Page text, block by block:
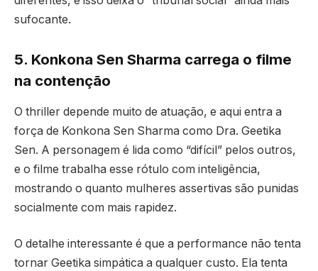
sufocante.
5. Konkona Sen Sharma carrega o filme
na contenção
O thriller depende muito de atuação, e aqui entra a
força de Konkona Sen Sharma como Dra. Geetika
Sen. A personagem é lida como “difícil” pelos outros,
e o filme trabalha esse rótulo com inteligência,
mostrando o quanto mulheres assertivas são punidas
socialmente com mais rapidez.
O detalhe interessante é que a performance não tenta
tornar Geetika simpática a qualquer custo. Ela tenta